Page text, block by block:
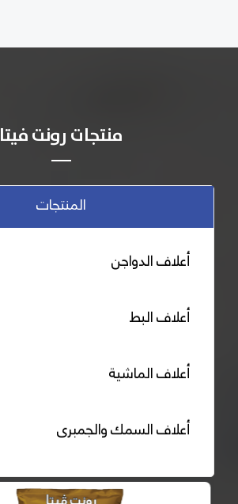
منتجات رونت فيتا
المنتجات
أعلاف الدواجن
أعلاف البط
أعلاف الماشية
أعلاف السمك والجمبرى